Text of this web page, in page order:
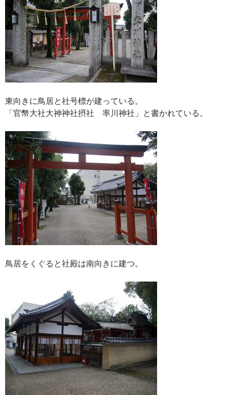
東向きに鳥居と社号標が建っている。
「官幣大社大神神社摂社 率川神社」と書かれている。
鳥居をくぐると社殿は南向きに建つ。